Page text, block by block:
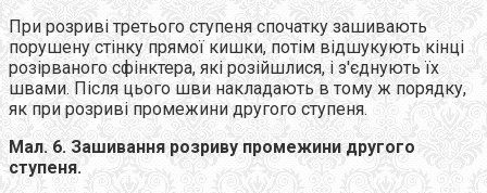
При розриві третього ступеня спочатку зашивають
порушену стінку прямої кишки, потім відшукують кінці
розірваного сфінктера, які розійшлися, і з'єднують їх
швами. Після цього шви накладають в тому ж порядку,
як при розриві промежини другого ступеня.
Мал. 6. Зашивання розриву промежини другого
ступеня.